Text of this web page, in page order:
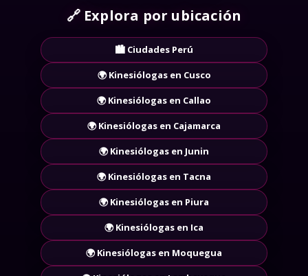
Explora por ubicación
🏙️ Ciudades Perú
🌍 Kinesiólogas en Cusco
🌍 Kinesiólogas en Callao
🌍 Kinesiólogas en Cajamarca
🌍 Kinesiólogas en Junin
🌍 Kinesiólogas en Tacna
🌍 Kinesiólogas en Piura
🌍 Kinesiólogas en Ica